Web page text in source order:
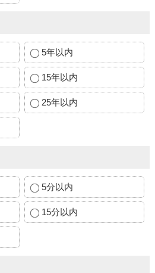
5年以内
15年以内
25年以内
5分以内
15分以内